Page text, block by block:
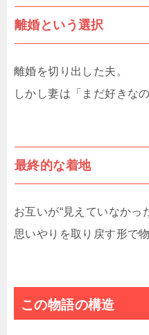
離婚という選択
離婚を切り出した夫。
しかし妻は「まだ好きな
最終的な着地
お互いが“見えていなかっ
思いやりを取り戻す形で
この物語の構造